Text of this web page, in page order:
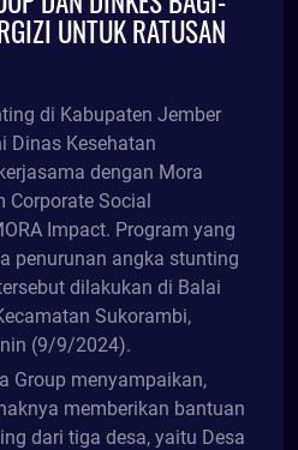
UNTUK RATUSAN
di Kabupaten Jember
Dinas Kesehatan
dengan Mora
Corporate Social
Impact. Program yang
penurunan angka stunting
dilakukan di Balai
Sukorambi,
(9/9/2024).
Group menyampaikan,
memberikan bantuan
dari tiga desa, yaitu Desa